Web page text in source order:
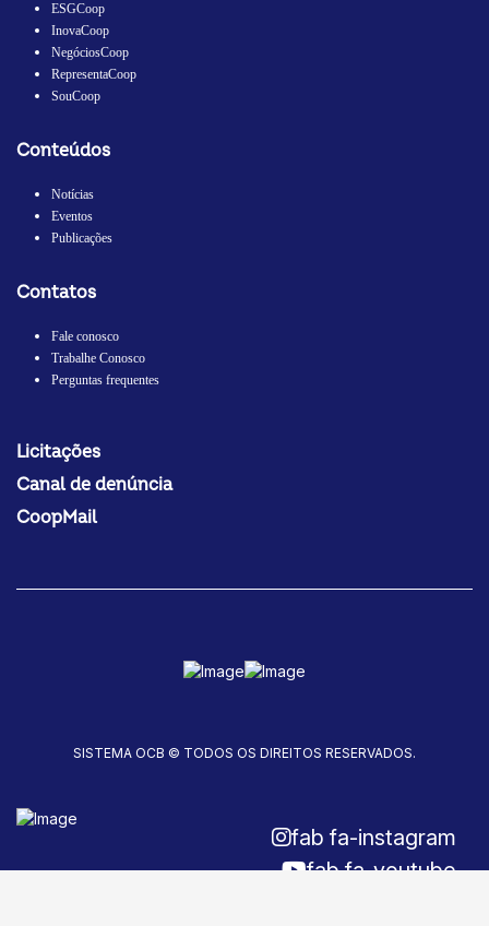
ESGCoop
InovaCoop
NegóciosCoop
RepresentaCoop
SouCoop
Conteúdos
Notícias
Eventos
Publicações
Contatos
Fale conosco
Trabalhe Conosco
Perguntas frequentes
Licitações
Canal de denúncia
CoopMail
SISTEMA OCB © TODOS OS DIREITOS RESERVADOS.
fab fa-instagram
fab fa-youtube